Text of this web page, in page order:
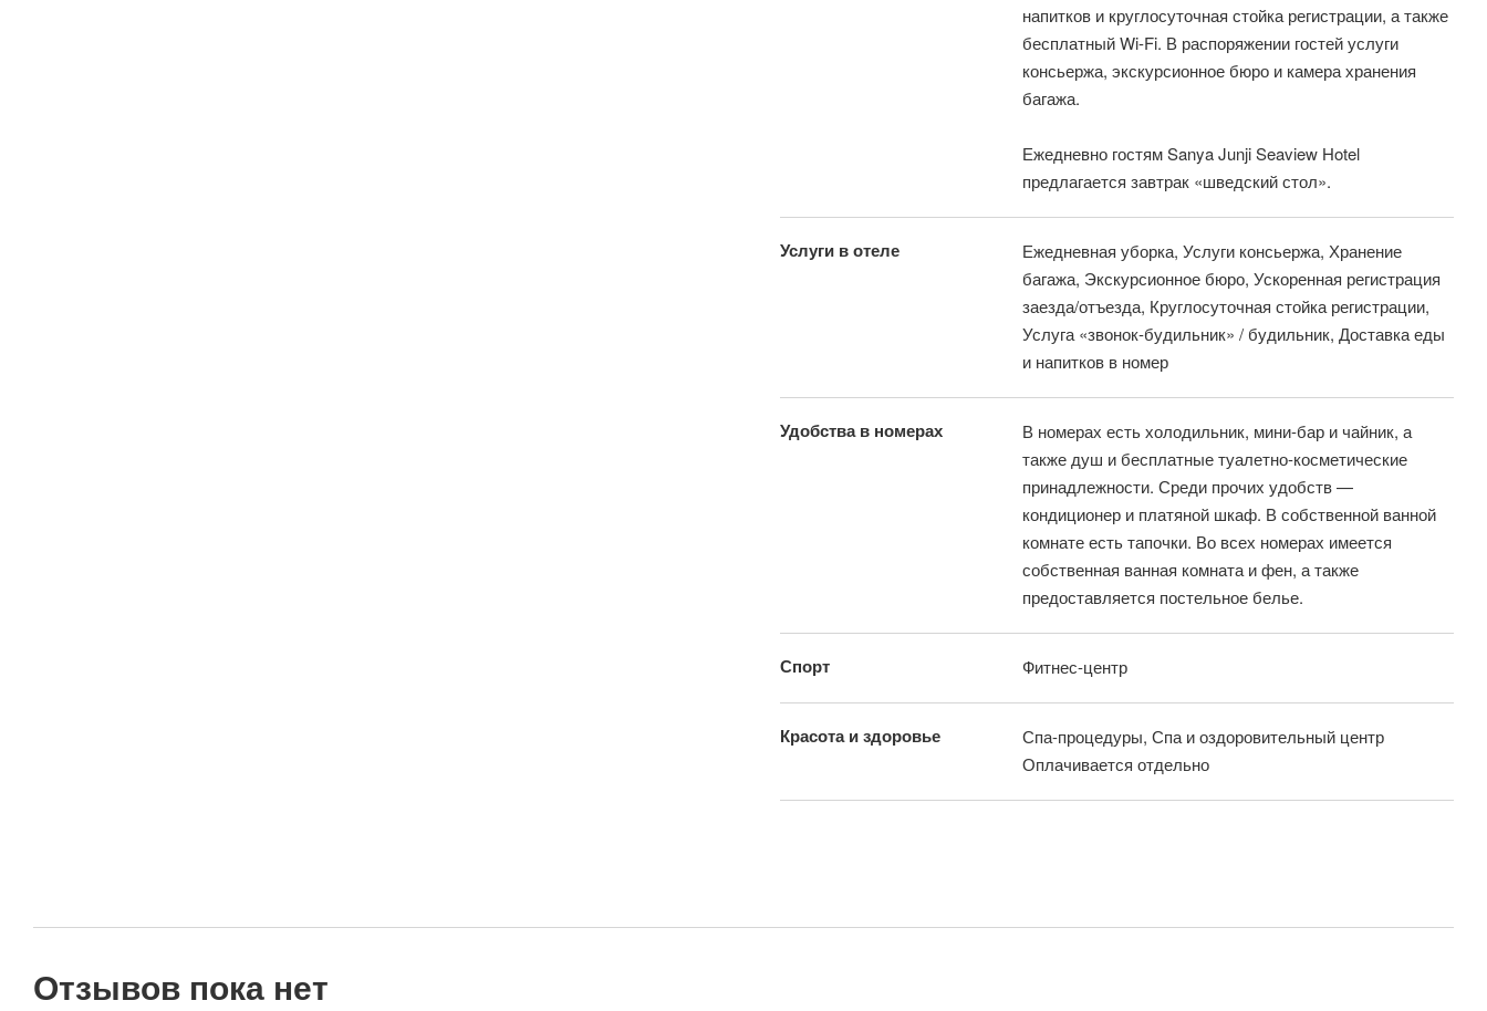
напитков и круглосуточная стойка регистрации, а также
бесплатный Wi-Fi. В распоряжении гостей услуги
консьержа, экскурсионное бюро и камера хранения
багажа.
Ежедневно гостям Sanya Junji Seaview Hotel
предлагается завтрак «шведский стол».
Услуги в отеле
Ежедневная уборка, Услуги консьержа, Хранение
багажа, Экскурсионное бюро, Ускоренная регистрация
заезда/отъезда, Круглосуточная стойка регистрации,
Услуга «звонок-будильник» / будильник, Доставка еды
и напитков в номер
Удобства в номерах
В номерах есть холодильник, мини-бар и чайник, а
также душ и бесплатные туалетно-косметические
принадлежности. Среди прочих удобств —
кондиционер и платяной шкаф. В собственной ванной
комнате есть тапочки. Во всех номерах имеется
собственная ванная комната и фен, а также
предоставляется постельное белье.
Спорт Фитнес-центр
Красота и здоровье
Спа-процедуры, Спа и оздоровительный центр
Оплачивается отдельно
Отзывов пока нет